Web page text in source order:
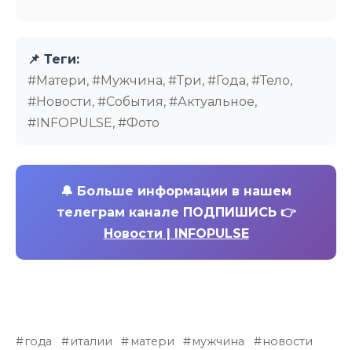
📌 Теги:
#Матери, #Мужчина, #Три, #Года, #Тело,
#Новости, #События, #Актуальное,
#INFOPULSE, #Фото
🔔 Больше информации в нашем
телеграм канале ПОДПИШИСЬ 👉
Новости | INFOPULSE
года италии матери мужчина
новости